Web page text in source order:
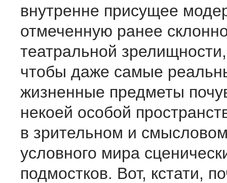
внутренне присущее
отмеченную ранее
театральной
чтобы даже самые
жизненные предметы
некоей особой
в зрительном и
условного мира
подмостков. Вот, кстати,